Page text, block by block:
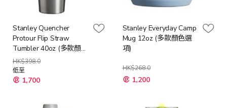
Stanley Quencher
Protour Flip Straw
Tumbler 40oz (多款顏色
選項)
HK$398.0
低至
1,700
Stanley Everyday Camp
Mug 12oz (多款顏色選
項)
HK$268.0
1,200